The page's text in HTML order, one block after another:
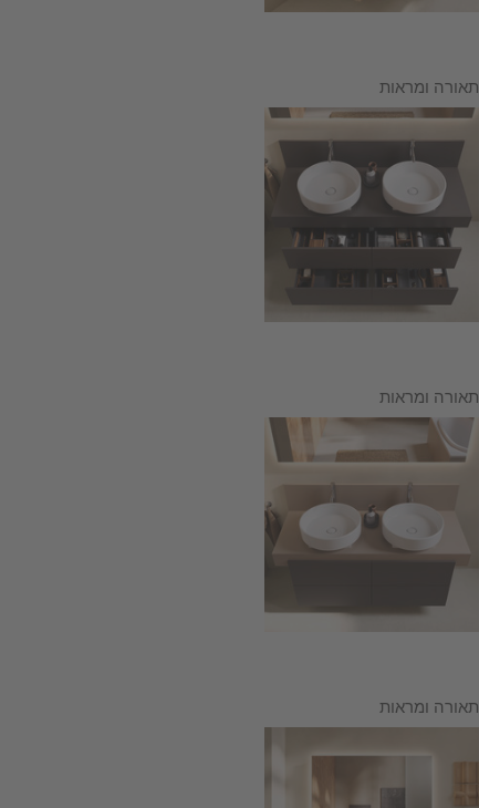
תאורה ומראות
תאורה ומראות
תאורה ומראות